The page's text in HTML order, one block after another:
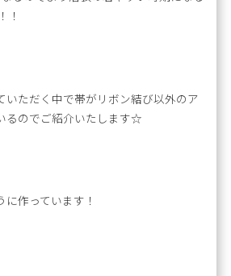
！
いただく中で帯がリボン結び以外のア
るのでご紹介いたします☆
作っています！